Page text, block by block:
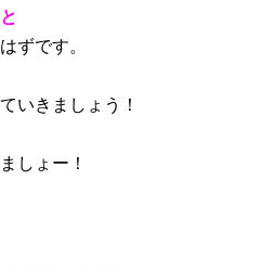
ずです。
いきましょう！
しょー！